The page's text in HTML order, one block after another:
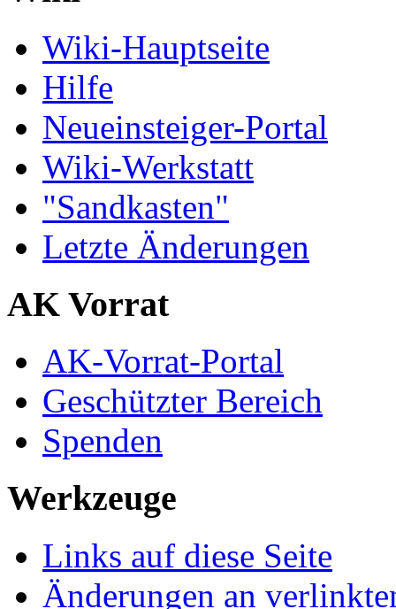
Wiki-Hauptseite
Hilfe
Neueinsteiger-Portal
Wiki-Werkstatt
"Sandkasten"
Letzte Änderungen
AK Vorrat
AK-Vorrat-Portal
Geschützter Bereich
Spenden
Werkzeuge
Links auf diese Seite
Änderungen an